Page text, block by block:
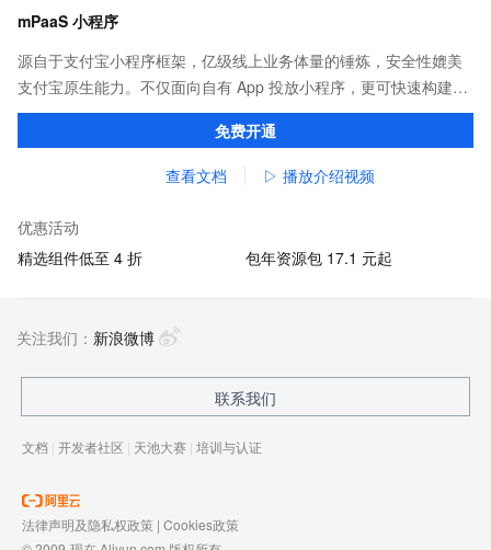
mPaaS 小程序
源自于支付宝小程序框架，亿级线上业务体量的锤炼，安全性媲美
支付宝原生能力。不仅面向自有 App 投放小程序，更可快速构建打
包，覆盖支付宝、淘宝、钉钉等应用。
免费开通
查看文档 ▷ 播放介绍视频
优惠活动
精选组件低至 4 折
包年资源包 17.1 元起
关注我们： 新浪微博
联系我们
文档 | 开发者社区 | 天池大赛 | 培训与认证
法律声明及隐私权政策 | Cookies政策